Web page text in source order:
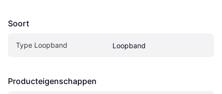
Soort
Type Loopband Loopband
Producteigenschappen